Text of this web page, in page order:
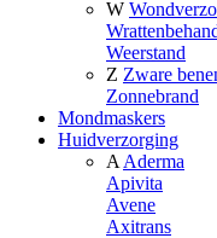
W
Weerstand
Z Zware
Zonnebrand
Mondmaskers
Huidverzorging
A Aderma
Apivita
Avene
Axitrans